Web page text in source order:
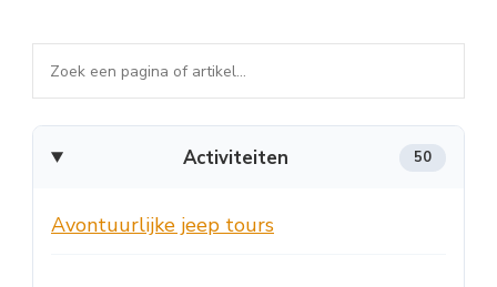
Zoek
in
de
sitemap
Activiteiten 50
Avontuurlijke jeep tours